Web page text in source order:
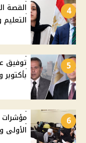
4
5
6
الأولى